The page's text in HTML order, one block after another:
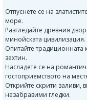
Отпуснете се на
море.
Разгледайте древния
минойската цивилизация.
Опитайте традиционната
зехтин.
Насладете се на
гостоприемството на
Открийте скрити заливи,
незабравими гледки.